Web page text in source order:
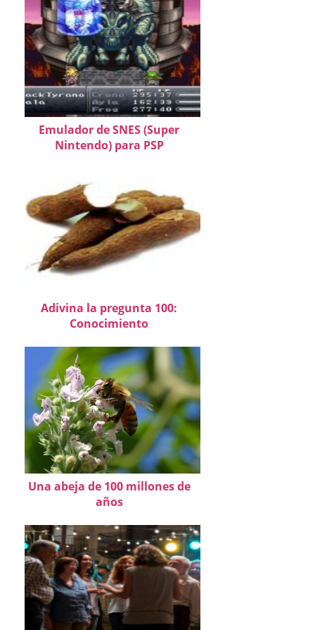
Emulador de SNES (Super
Nintendo) para PSP
Adivina la pregunta 100:
Conocimiento
Una abeja de 100 millones de
años